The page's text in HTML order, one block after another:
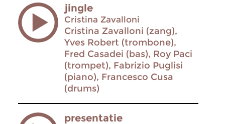
jingle
Cristina Zavalloni
Cristina Zavalloni (zang),
Yves Robert (trombone),
Fred Casadei (bas), Roy Paci
(trompet), Fabrizio Puglisi
(piano), Francesco Cusa
(drums)
presentatie